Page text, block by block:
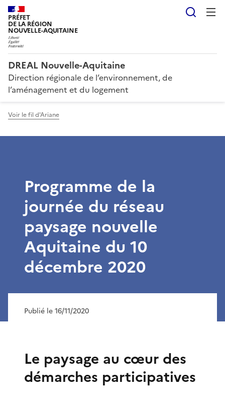
PRÉFET
DE LA RÉGION
NOUVELLE-AQUITAINE
DREAL Nouvelle-Aquitaine
Direction régionale de l’environnement, de
l’aménagement et du logement
Voir le fil d'Ariane
Programme de la
journée du réseau
paysage nouvelle
Aquitaine du 10
décembre 2020
Publié le 16/11/2020
Le paysage au cœur des
démarches participatives